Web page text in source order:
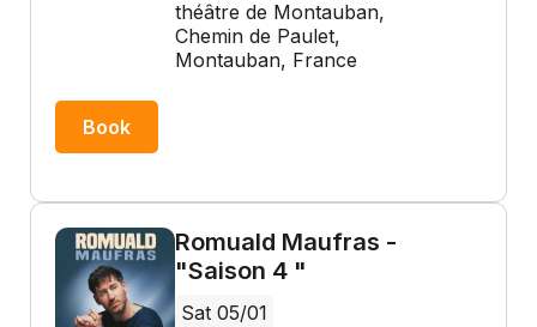
théâtre de Montauban,
Chemin de Paulet,
Montauban, France
Book
Romuald Maufras -
"Saison 4 "
Sat 05/01